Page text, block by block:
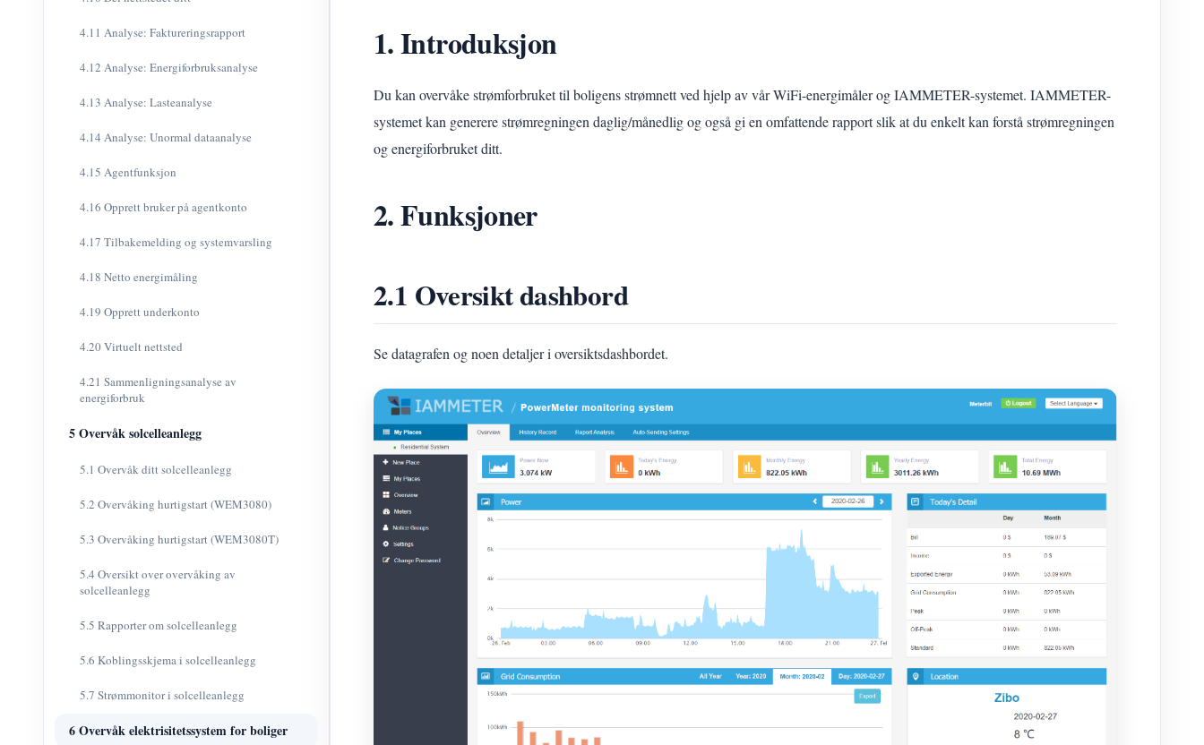
4.11 Analyse: Faktureringsrapport
4.12 Analyse: Energiforbruksanalyse
4.13 Analyse: Lasteanalyse
4.14 Analyse: Unormal dataanalyse
4.15 Agentfunksjon
4.16 Opprett bruker på agentkonto
4.17 Tilbakemelding og systemvarsling
4.18 Netto energimåling
4.19 Opprett underkonto
4.20 Virtuelt nettsted
4.21 Sammenligningsanalyse av
energiforbruk
5 Overvåk solcelleanlegg
5.1 Overvåk ditt solcelleanlegg
5.2 Overvåking hurtigstart (WEM3080)
5.3 Overvåking hurtigstart (WEM3080T)
5.4 Oversikt over overvåking av
solcelleanlegg
5.5 Rapporter om solcelleanlegg
5.6 Koblingsskjema i solcelleanlegg
5.7 Strømmonitor i solcelleanlegg
6 Overvåk elektrisitetssystem for boliger
1. Introduksjon
Du kan overvåke strømforbruket til boligens strømnett ved hjelp av vår WiFi-energimåler og IAMMETER-systemet. IAMMETER-
systemet kan generere strømregningen daglig/månedlig og også gi en omfattende rapport slik at du enkelt kan forstå strømregningen
og energiforbruket ditt.
2. Funksjoner
2.1 Oversikt dashbord
Se datagrafen og noen detaljer i oversiktsdashbordet.